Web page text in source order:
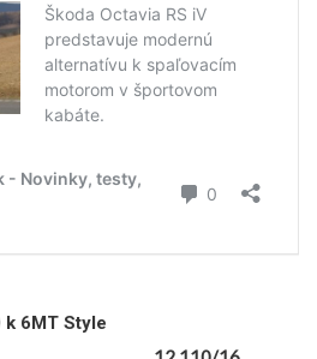
k 6MT Style